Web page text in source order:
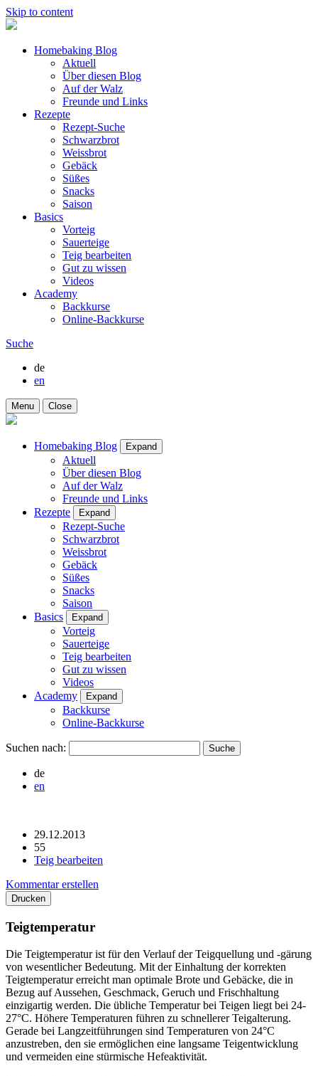
Skip to content
Homebaking Blog
Aktuell
Über diesen Blog
Auf der Walz
Freunde und Links
Rezepte
Rezept-Suche
Schwarzbrot
Weissbrot
Gebäck
Süßes
Snacks
Saison
Basics
Vorteig
Sauerteige
Teig bearbeiten
Gut zu wissen
Videos
Academy
Backkurse
Online-Backkurse
Suche
de
en
Menu Close
Homebaking Blog Expand
Aktuell
Über diesen Blog
Auf der Walz
Freunde und Links
Rezepte
Expand
Rezept-Suche
Schwarzbrot
Weissbrot
Gebäck
Süßes
Snacks
Saison
Basics
Expand
Vorteig
Sauerteige
Teig bearbeiten
Gut zu wissen
Videos
Academy
Expand
Backkurse
Online-Backkurse
Suchen nach:
de
en
29.12.2013
55
Teig bearbeiten
Kommentar erstellen
Drucken
Teigtemperatur
Die Teigtemperatur ist für den Verlauf der Teigquellung und -gärung
von wesentlicher Bedeutung. Mit der Einhaltung der korrekten
Teigtemperatur erreicht man optimale Brote und Gebäcke, die in
Bezug auf Aussehen, Geschmack, Geruch und Frischhaltung
einzigartig werden. Die übliche Temperatur bei Teigen liegt bei 24-
27°C. Höhere Temperaturen führen zu schnellerer Teigalterung.
Gerade bei Langzeitführungen sind Temperaturen von 24°C
anzustreben, den sie ermöglichen eine langsame Teigentwicklung
und vermeiden eine stürmische Hefeaktivität.